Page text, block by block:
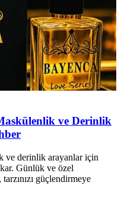
ve Derinlik
ve derinlik arayanlar için
Günlük ve özel
güçlendirmeye